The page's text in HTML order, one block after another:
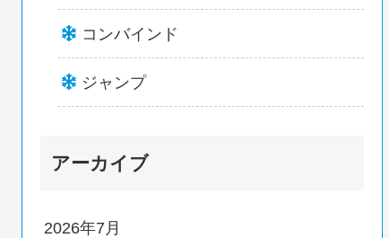
コンバインド
ジャンプ
アーカイブ
2026年7月